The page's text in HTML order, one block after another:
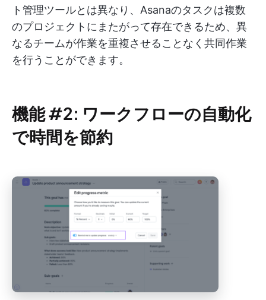
ト管理ツールとは異なり、Asanaのタスクは複数
のプロジェクトにまたがって存在できるため、異
なるチームが作業を重複させることなく共同作業
を行うことができます。
機能 #2: ワークフローの自動化
で時間を節約